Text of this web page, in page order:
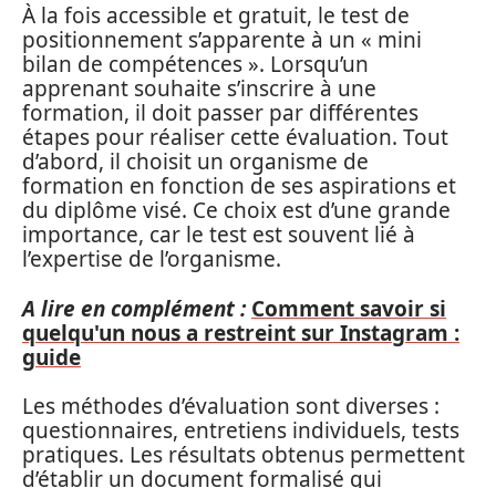
À la fois accessible et gratuit, le test de
positionnement s’apparente à un « mini
bilan de compétences ». Lorsqu’un
apprenant souhaite s’inscrire à une
formation, il doit passer par différentes
étapes pour réaliser cette évaluation. Tout
d’abord, il choisit un organisme de
formation en fonction de ses aspirations et
du diplôme visé. Ce choix est d’une grande
importance, car le test est souvent lié à
l’expertise de l’organisme.
A lire en complément : Comment savoir si
quelqu'un nous a restreint sur Instagram :
guide
Les méthodes d’évaluation sont diverses :
questionnaires, entretiens individuels, tests
pratiques. Les résultats obtenus permettent
d’établir un document formalisé qui